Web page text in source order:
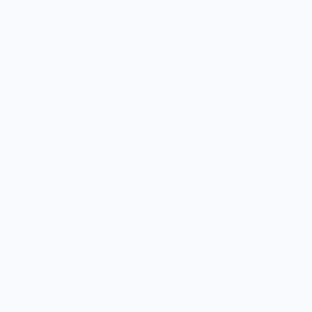
yang dikeluarkan oleh doktor
tele-konsultasi dengan salah seorang
kebenaran dari Lembaga Iklan Ubat
Bedok, Bishan, Bukit Batok, Bukit
Area, Choa Chu Kang, Clementi,
Eunos, East Coast, Farrer Park,
Kang, Marine Parade, Marina,
Raffles Place, Rochor, River Valley,
Tanglin, Thomson, Tuas,
Kang.